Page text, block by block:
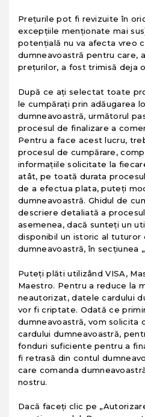
Preţurile pot fi revizuite în
excepţiile menţionate mai
potenţială nu va afecta vreo
dumneavoastră pentru care,
preţurilor, a fost trimisă deja
După ce aţi selectat toate
le cumpăraţi prin adăugarea
dumneavoastră, următorul
procesul de finalizare a
Pentru a face acest lucru,
procesul de cumpărare,
informaţiile solicitate la
atât, pe toată durata
de a efectua plata, puteţi
dumneavoastră. Ghidul de
descriere detaliată a
asemenea, dacă sunteţi un
disponibil un istoric al tuturor
dumneavoastră, în secţiunea
Puteţi plăti utilizând VISA,
Maestro. Pentru a reduce la
neautorizat, datele cardului
vor fi criptate. Odată ce
dumneavoastră, vom solicita
cardului dumneavoastră,
fonduri suficiente pentru a
fi retrasă din contul
care comanda
nostru.
Dacă faceţi clic pe